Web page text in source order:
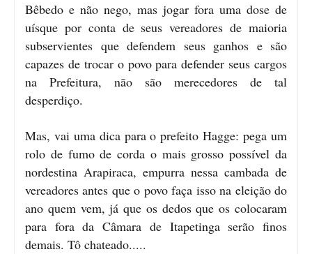
Bêbedo e não nego, mas jogar fora uma dose de
uísque por conta de seus vereadores de maioria
subservientes que defendem seus ganhos e são
capazes de trocar o povo para defender seus cargos
na Prefeitura, não são merecedores de tal
desperdiço.
Mas, vai uma dica para o prefeito Hagge: pega um
rolo de fumo de corda o mais grosso possível da
nordestina Arapiraca, empurra nessa cambada de
vereadores antes que o povo faça isso na eleição do
ano quem vem, já que os dedos que os colocaram
para fora da Câmara de Itapetinga serão finos
demais. Tô chateado.....